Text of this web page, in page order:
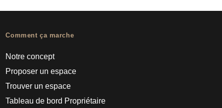
Comment ça marche
Notre concept
Proposer un espace
Trouver un espace
Tableau de bord Propriétaire